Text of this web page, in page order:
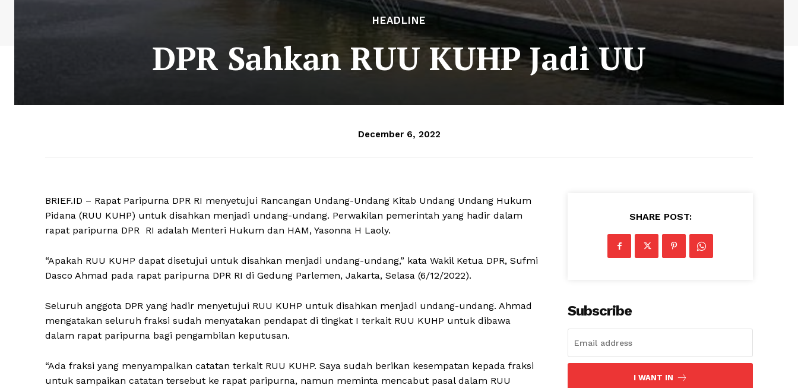
HEADLINE
DPR Sahkan RUU KUHP Jadi UU
December 6, 2022
BRIEF.ID – Rapat Paripurna DPR RI menyetujui Rancangan Undang-Undang Kitab Undang Undang Hukum
Pidana (RUU KUHP) untuk disahkan menjadi undang-undang. Perwakilan pemerintah yang hadir dalam
rapat paripurna DPR RI adalah Menteri Hukum dan HAM, Yasonna H Laoly.
“Apakah RUU KUHP dapat disetujui untuk disahkan menjadi undang-undang,” kata Wakil Ketua DPR, Sufmi
Dasco Ahmad pada rapat paripurna DPR RI di Gedung Parlemen, Jakarta, Selasa (6/12/2022).
Seluruh anggota DPR yang hadir menyetujui RUU KUHP untuk disahkan menjadi undang-undang. Ahmad
mengatakan seluruh fraksi sudah menyatakan pendapat di tingkat I terkait RUU KUHP untuk dibawa
dalam rapat paripurna bagi pengambilan keputusan.
“Ada fraksi yang menyampaikan catatan terkait RUU KUHP. Saya sudah berikan kesempatan kepada fraksi
untuk sampaikan catatan tersebut ke rapat paripurna, namun meminta mencabut pasal dalam RUU
SHARE POST:
Subscribe
I WANT IN